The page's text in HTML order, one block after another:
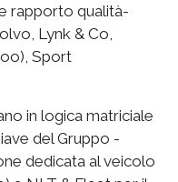
rapporto qualità-
Lynk & Co,
Sport
in logica matriciale
del Gruppo -
dedicata al veicolo